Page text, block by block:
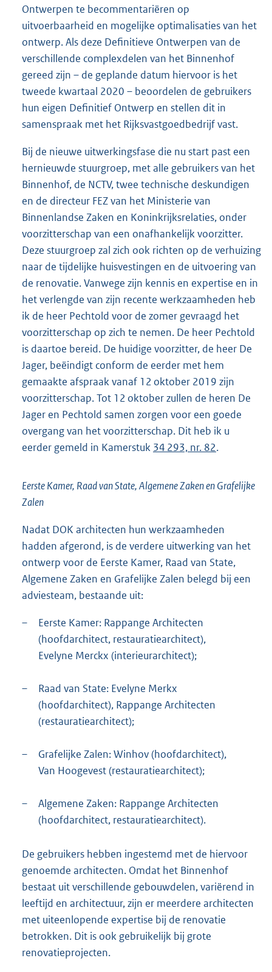
Ontwerpen te becommentariëren op
uitvoerbaarheid en mogelijke optimalisaties van het
ontwerp. Als deze Definitieve Ontwerpen van de
verschillende complexdelen van het Binnenhof
gereed zijn – de geplande datum hiervoor is het
tweede kwartaal 2020 – beoordelen de gebruikers
hun eigen Definitief Ontwerp en stellen dit in
samenspraak met het Rijksvastgoedbedrijf vast.
Bij de nieuwe uitwerkingsfase die nu start past een
hernieuwde stuurgroep, met alle gebruikers van het
Binnenhof, de NCTV, twee technische deskundigen
en de directeur FEZ van het Ministerie van
Binnenlandse Zaken en Koninkrijksrelaties, onder
voorzitterschap van een onafhankelijk voorzitter.
Deze stuurgroep zal zich ook richten op de verhuizing
naar de tijdelijke huisvestingen en de uitvoering van
de renovatie. Vanwege zijn kennis en expertise en in
het verlengde van zijn recente werkzaamheden heb
ik de heer Pechtold voor de zomer gevraagd het
voorzitterschap op zich te nemen. De heer Pechtold
is daartoe bereid. De huidige voorzitter, de heer De
Jager, beëindigt conform de eerder met hem
gemaakte afspraak vanaf 12 oktober 2019 zijn
voorzitterschap. Tot 12 oktober zullen de heren De
Jager en Pechtold samen zorgen voor een goede
overgang van het voorzitterschap. Dit heb ik u
eerder gemeld in Kamerstuk 34 293, nr. 82.
Eerste Kamer, Raad van State, Algemene Zaken en Grafelijke
Zalen
Nadat DOK architecten hun werkzaamheden
hadden afgerond, is de verdere uitwerking van het
ontwerp voor de Eerste Kamer, Raad van State,
Algemene Zaken en Grafelijke Zalen belegd bij een
adviesteam, bestaande uit:
–
Eerste Kamer: Rappange Architecten
(hoofdarchitect, restauratiearchitect),
Evelyne Merckx (interieurarchitect);
–
Raad van State: Evelyne Merkx
(hoofdarchitect), Rappange Architecten
(restauratiearchitect);
–
Grafelijke Zalen: Winhov (hoofdarchitect),
Van Hoogevest (restauratiearchitect);
–
Algemene Zaken: Rappange Architecten
(hoofdarchitect, restauratiearchitect).
De gebruikers hebben ingestemd met de hiervoor
genoemde architecten. Omdat het Binnenhof
bestaat uit verschillende gebouwdelen, variërend in
leeftijd en architectuur, zijn er meerdere architecten
met uiteenlopende expertise bij de renovatie
betrokken. Dit is ook gebruikelijk bij grote
renovatieprojecten.